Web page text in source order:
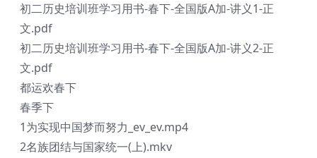
初二历史培训班学习用书-春下-全国版A加-讲义1-正
文.pdf
初二历史培训班学习用书-春下-全国版A加-讲义2-正
文.pdf
都运欢春下
春季下
1为实现中国梦而努力_ev_ev.mp4
2名族团结与国家统一(上).mkv